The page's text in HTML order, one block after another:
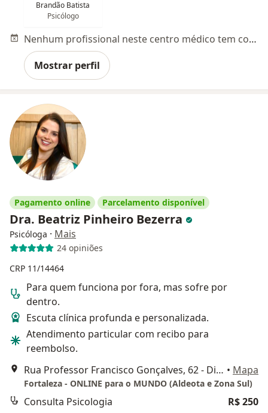
Brandão Batista
Psicólogo
Nenhum profissional neste centro médico tem consultas disponíveis
Mostrar perfil
Pagamento online Parcelamento disponível
Dra. Beatriz Pinheiro Bezerra
Psicóloga · Mais
24 opiniões
CRP 11/14464
Para quem funciona por fora, mas sofre por
dentro.
Escuta clínica profunda e personalizada.
Atendimento particular com recibo para
reembolso.
Rua Professor Francisco Gonçalves, 62 - Dionísio Torres, Fortaleza • Mapa
Fortaleza - ONLINE para o MUNDO (Aldeota e Zona Sul)
Consulta Psicologia
R$ 250